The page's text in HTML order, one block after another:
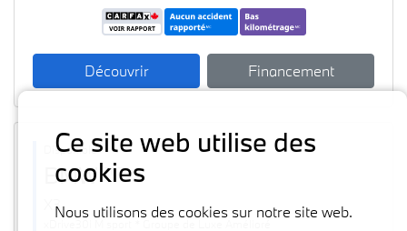
Découvrir Financement
Disponible
BMW 2024
X3
Ce site web utilise des
cookies
Nous utilisons des cookies sur notre site web.